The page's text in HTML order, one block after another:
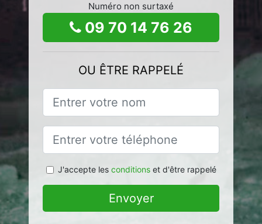
Numéro non surtaxé
09 70 14 76 26
OU ÊTRE RAPPELÉ
J'accepte les conditionset d'être rappelé
Envoyer